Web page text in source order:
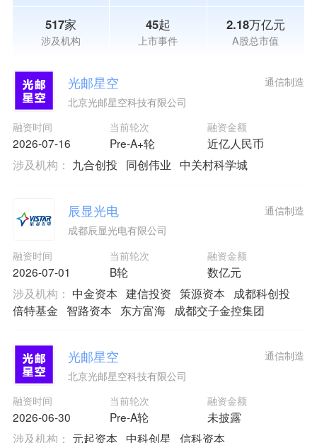
517家
涉及机构
45起
上市事件
2.18万亿元
A股总市值
光邮星空
北京光邮星空科技有限公司
融资时间
2026-07-16
当前轮次
Pre-A+轮
融资金额
近亿人民币
通信制造
涉及机构： 九合创投 同创伟业 中关村科学城
辰显光电
成都辰显光电有限公司
融资时间
2026-07-01
当前轮次
B轮
融资金额
数亿元
通信制造
涉及机构： 中金资本 建信投资 策源资本
成都科创投
倍特基金
智路资本 东方富海 成都交子金控集团
光邮星空
北京光邮星空科技有限公司
融资时间
2026-06-30
当前轮次
Pre-A轮
融资金额
未披露
通信制造
涉及机构： 元起资本 中科创星 信科资本